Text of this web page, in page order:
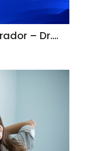
– Dr.…